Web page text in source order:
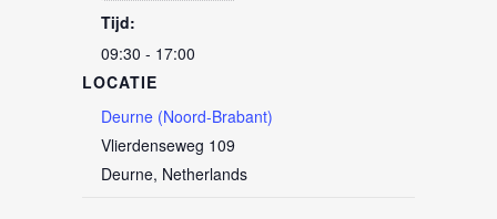
Tijd:
09:30 - 17:00
LOCATIE
Deurne (Noord-Brabant)
Vlierdenseweg 109
Deurne, Netherlands